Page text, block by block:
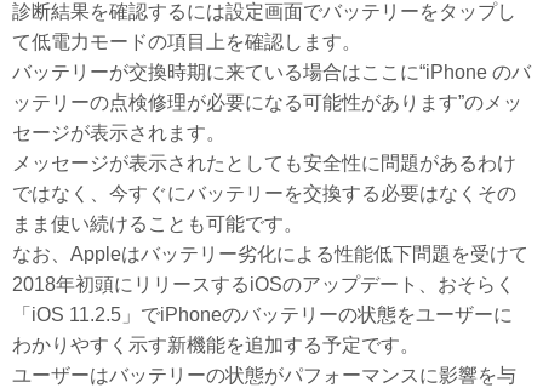
診断結果を確認するには設定画面でバッテリーをタップし
て低電力モードの項目上を確認します。
バッテリーが交換時期に来ている場合はここに“iPhone のバ
ッテリーの点検修理が必要になる可能性があります”のメッ
セージが表示されます。
メッセージが表示されたとしても安全性に問題があるわけ
ではなく、今すぐにバッテリーを交換する必要はなくその
まま使い続けることも可能です。
なお、Appleはバッテリー劣化による性能低下問題を受けて
2018年初頭にリリースするiOSのアップデート、おそらく
「iOS 11.2.5」でiPhoneのバッテリーの状態をユーザーに
わかりやすく示す新機能を追加する予定です。
ユーザーはバッテリーの状態がパフォーマンスに影響を与